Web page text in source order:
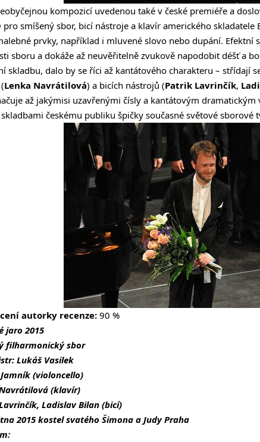
kompozicí uvedenou také v české premiéře a
pro smíšený sbor, bicí nástroje a klavír amerického skladatele
prvky, například i mluvené slovo nebo dupání. Efektní
sboru a dokáže až neuvěřitelně zvukově napodobit déšť a
skladbu, dalo by se říci až kantátového charakteru – střídají
Lenka Navrátilová) a bicích nástrojů (Patrik Lavrinčík,
až jakýmisi uzavřenými čísly a kantátovým
českému publiku špičky současné světové
autorky recenze: 90 %
jaro 2015
filharmonický sbor
Lukáš Vasilek
(violoncello)
(klavír)
, Ladislav Bilan (bicí)
2015 kostel svatého Šimona a Judy Praha